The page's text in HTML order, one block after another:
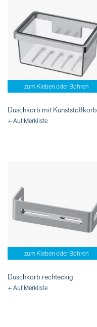
zum Kleben oder Bohren
Duschkorb mit Kunststoffkorb
+ Auf Merkliste
zum Kleben oder Bohren
Duschkorb rechteckig
+ Auf Merkliste